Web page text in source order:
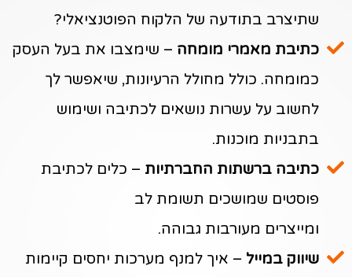
שתיצרב בתודעה של הלקוח הפוטנציאלי?
כתיבת מאמרי מומחה – שימצבו את בעל העסק
כמומחה. כולל מחולל הרעיונות, שיאפשר לך
לחשוב על עשרות נושאים לכתיבה ושימוש
בתבניות מוכנות.
כתיבה ברשתות החברתיות – כלים לכתיבת
פוסטים שמושכים תשומת לב
ומייצרים מעורבות גבוהה.
שיווק במייל – איך למנף מערכות יחסים קיימות